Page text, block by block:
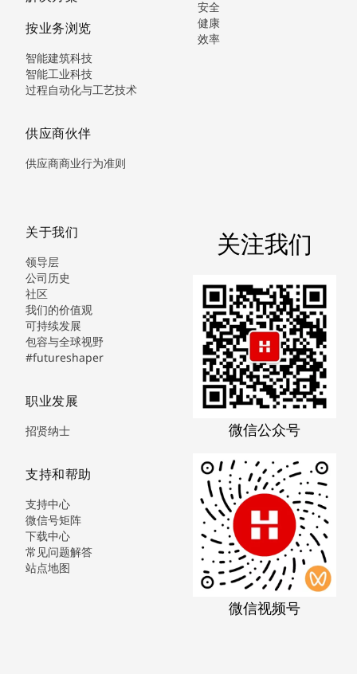
按业务浏览
智能建筑科技
智能工业科技
过程自动化与工艺技术
供应商伙伴
供应商商业行为准则
安全
健康
效率
关于我们
领导层
公司历史
社区
我们的价值观
可持续发展
包容与全球视野
#futureshaper
职业发展
招贤纳士
支持和帮助
支持中心
微信号矩阵
下载中心
常见问题解答
站点地图
关注我们
微信公众号
微信视频号